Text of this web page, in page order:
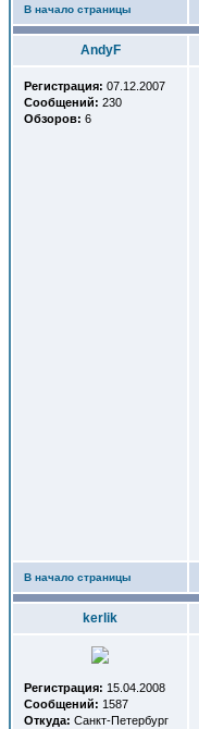
В начало страницы
AndyF
Регистрация: 07.12.2007
Сообщений: 230
Обзоров: 6
В начало страницы
kerlik
Регистрация: 15.04.2008
Сообщений: 1587
Откуда: Санкт-Петербург